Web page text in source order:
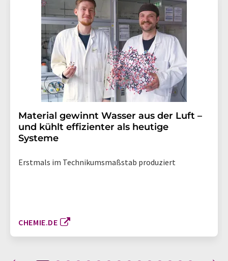
Material gewinnt Wasser aus der Luft –
und kühlt effizienter als heutige
Systeme
Erstmals im Technikumsmaßstab produziert
CHEMIE.DE